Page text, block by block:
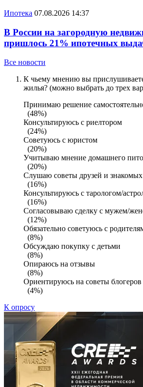
Ипотека 07.08.2026 14:37
В России на загородную
пришлось 21% ипотечных
Все новости
К чьему мнению вы
жилья? (можно выбрать до трех
Принимаю решение
(48%)
Консультируюсь с риелтором
(24%)
Советуюсь с юристом
(20%)
Учитываю мнение домашнего
(20%)
Слушаю советы друзей и знакомых
(16%)
Консультируюсь с тарологом/
(16%)
Согласовываю сделку с мужем/
(12%)
Обязательно советуюсь с
(8%)
Обсуждаю покупку с детьми
(8%)
Опираюсь на отзывы
(8%)
Ориентируюсь на советы блогеров
(4%)
К опросу